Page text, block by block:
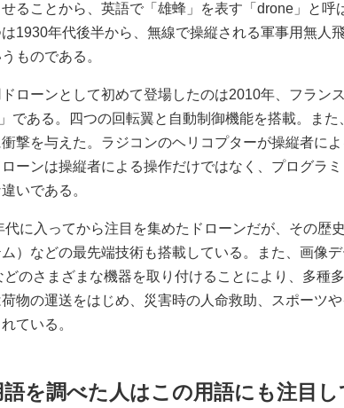
ることから、英語で「雄蜂」を表す「drone」と呼
は1930年代後半から、無線で操縦される軍事用無人
ものである。
ドローンとして初めて登場したのは2010年、フラン
である。四つの回転翼と自動制御機能を搭載。ま
撃を与えた。ラジコンのヘリコプターが操縦者に
ローンは操縦者による操作だけではなく、プログラ
いである。
代に入ってから注目を集めたドローンだが、その歴
ム）などの最先端技術も搭載している。また、画像
どのさまざまな機器を取り付けることにより、多種
物の運送をはじめ、災害時の人命救助、スポーツ
ている。
語を調べた人はこの用語にも注目